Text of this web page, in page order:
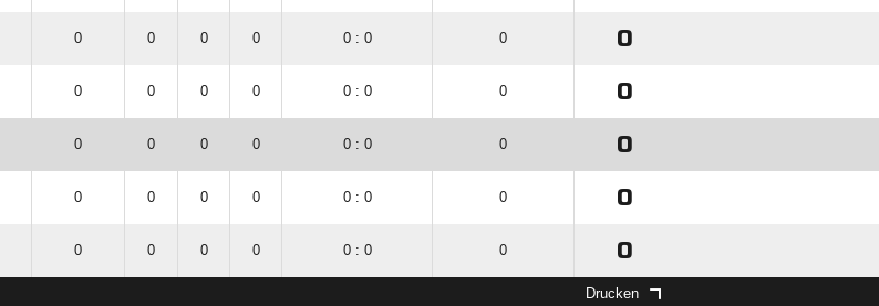
0 0 0 0 0 : 0 0 0
0 0 0 0 0 : 0 0 0
0 0 0 0 0 : 0 0 0
0 0 0 0 0 : 0 0 0
0 0 0 0 0 : 0 0 0
Drucken